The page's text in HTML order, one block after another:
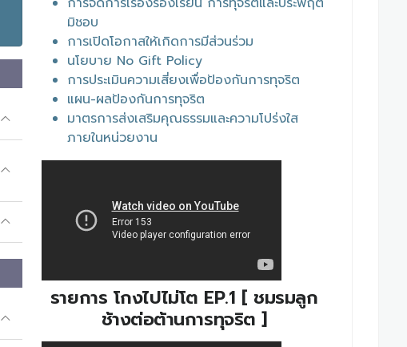
มิชอบ
การเปิดโอกาสให้เกิดการมีส่วนร่วม
นโยบาย No Gift Policy
การประเมินความเสี่ยงเพื่อป้องกันการทุจริต
แผน-ผลป้องกันการทุจริต
มาตรการส่งเสริมคุณธรรมและความโปร่งใส
ภายในหน่วยงาน
รายการ โกงไปไม่โต EP.1 [ ชมรมลูก
ช้างต่อต้านการทุจริต ]